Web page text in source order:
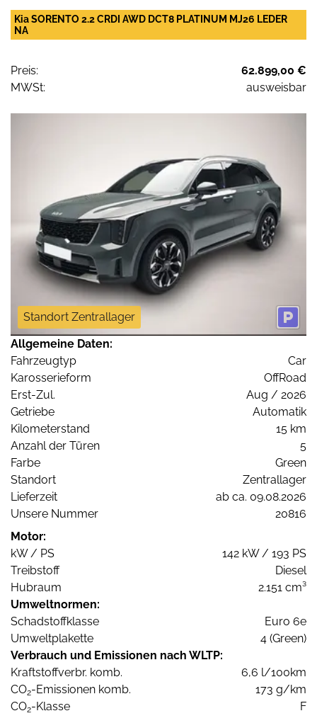
Kia SORENTO 2.2 CRDI AWD DCT8 PLATINUM MJ26 LEDER
NA
Preis:
62.899,00 €
MWSt:
ausweisbar
Standort Zentrallager
Allgemeine Daten:
Fahrzeugtyp
Car
Karosserieform
OffRoad
Erst-Zul.
Aug / 2026
Getriebe
Automatik
Kilometerstand
15 km
Anzahl der Türen
5
Farbe
Green
Standort
Zentrallager
Lieferzeit
ab ca. 09.08.2026
Unsere Nummer
20816
Motor:
kW / PS
142 kW / 193 PS
Treibstoff
Diesel
Hubraum
2.151 cm³
Umweltnormen:
Schadstoffklasse
Euro 6e
Umweltplakette
4 (Green)
Verbrauch und Emissionen nach WLTP:
Kraftstoffverbr. komb.
6,6 l/100km
CO2-Emissionen komb.
173 g/km
CO2-Klasse F